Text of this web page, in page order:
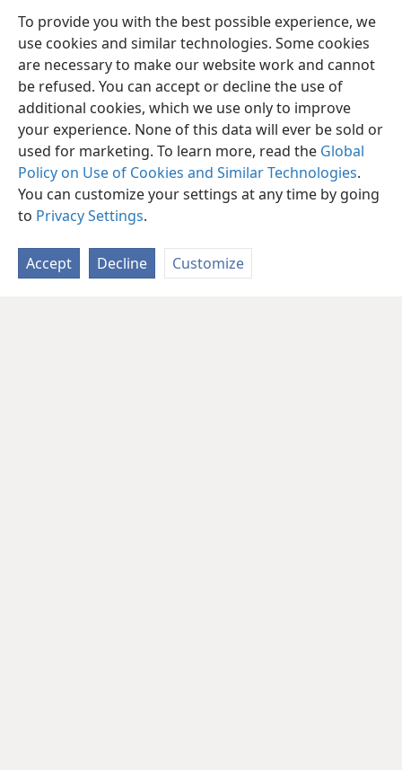
To provide you with the best possible experience, we
use cookies and similar technologies. Some cookies
are necessary to make our website work and cannot
be refused. You can accept or decline the use of
additional cookies, which we use only to improve
your experience. None of this data will ever be sold or
used for marketing. To learn more, read the Global
Policy on Use of Cookies and Similar Technologies.
You can customize your settings at any time by going
to Privacy Settings.
Accept Decline Customize